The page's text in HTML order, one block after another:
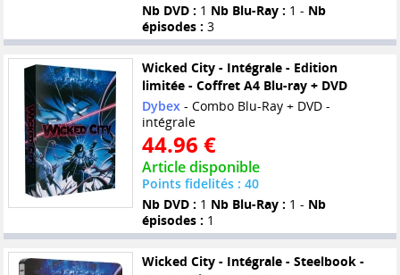
Nb DVD : 1 Nb Blu-Ray : 1 - Nb
épisodes : 3
Wicked City - Intégrale - Edition
limitée - Coffret A4 Blu-ray + DVD
Dybex- Combo Blu-Ray + DVD -
intégrale
44.96 €
Article disponible
Points fidelités : 40
Nb DVD : 1 Nb Blu-Ray : 1 - Nb
épisodes : 1
Wicked City - Intégrale - Steelbook -